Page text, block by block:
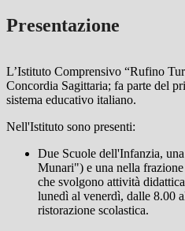
Presentazione
L’Istituto Comprensivo “Rufino
Concordia Sagittaria; fa parte del
sistema educativo italiano.
Nell'Istituto sono presenti:
Due Scuole dell'Infanzia,
Munari") e una nella
che svolgono attività
lunedì al venerdì, dalle 8.00
ristorazione scolastica.